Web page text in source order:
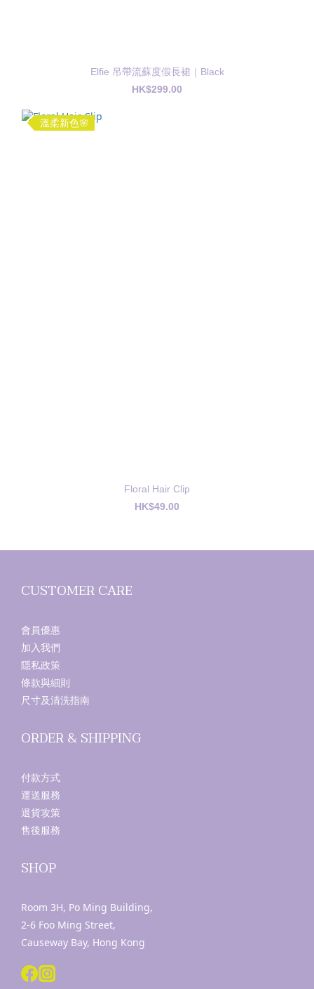
Elfie 吊帶流蘇度假長裙｜Black
HK$299.00
溫柔新色🌸
Floral Hair Clip
HK$49.00
CUSTOMER CARE
會員優惠
加入我們
隱私政策
條款與細則
尺寸及清洗指南
ORDER & SHIPPING
付款方式
運送服務
退貨攻策
售後服務
SHOP
Room 3H, Po Ming Building,
2-6 Foo Ming Street,
Causeway Bay, Hong Kong